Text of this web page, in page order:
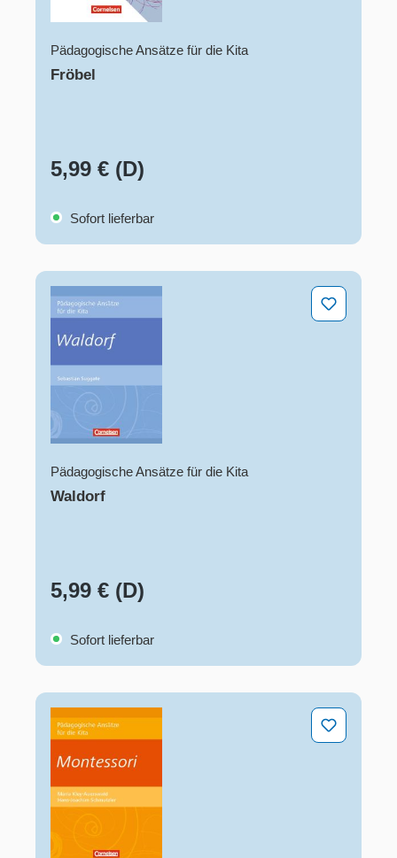
Pädagogische Ansätze für die Kita
Fröbel
5,99 € (D)
Sofort lieferbar
Waldorf
Pädagogische Ansätze für die Kita
Waldorf
5,99 € (D)
Sofort lieferbar
Montessori